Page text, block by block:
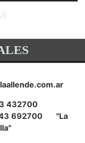
432700
692700 "La